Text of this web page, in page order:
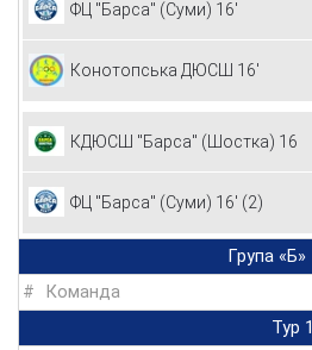
ФЦ "Барса" (Суми) 16'
Конотопська ДЮСШ 16'
КДЮСШ "Барса" (Шостка) 16'
ФЦ "Барса" (Суми) 16' (2)
Група «Б»
#
Команда
Тур 1